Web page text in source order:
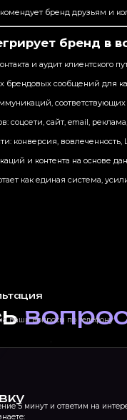
бренд друзьям и
бренд в
и аудит клиентского
сообщений для
соцсети, сайт, email,
конверсия, вовлеченность,
и контента на основе
как единая система,
ваши вопросы по телефону
5 минут и ответим на